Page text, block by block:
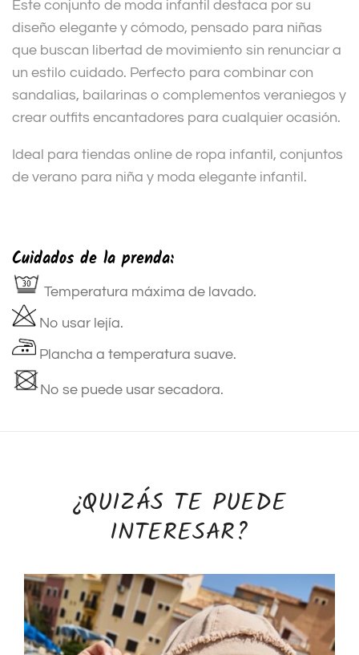
Este conjunto de moda infantil destaca por su
diseño elegante y cómodo, pensado para niñas
que buscan libertad de movimiento sin renunciar a
un estilo cuidado. Perfecto para combinar con
sandalias, bailarinas o complementos veraniegos y
crear outfits encantadores para cualquier ocasión.
Ideal para tiendas online de ropa infantil, conjuntos
de verano para niña y moda elegante infantil.
Cuidados de la prenda:
Temperatura máxima de lavado.
No usar lejía.
Plancha a temperatura suave.
No se puede usar secadora.
¿QUIZÁS TE PUEDE
INTERESAR?